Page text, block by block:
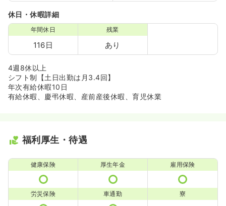
休日・休暇詳細
年間休日
116日
残業
あり
4週8休以上
シフト制【土日出勤は月3.4回】
年次有給休暇10日
有給休暇、慶弔休暇、産前産後休暇、育児休業
福利厚生・待遇
健康保険 厚生年金 雇用保険
労災保険 車通勤 寮